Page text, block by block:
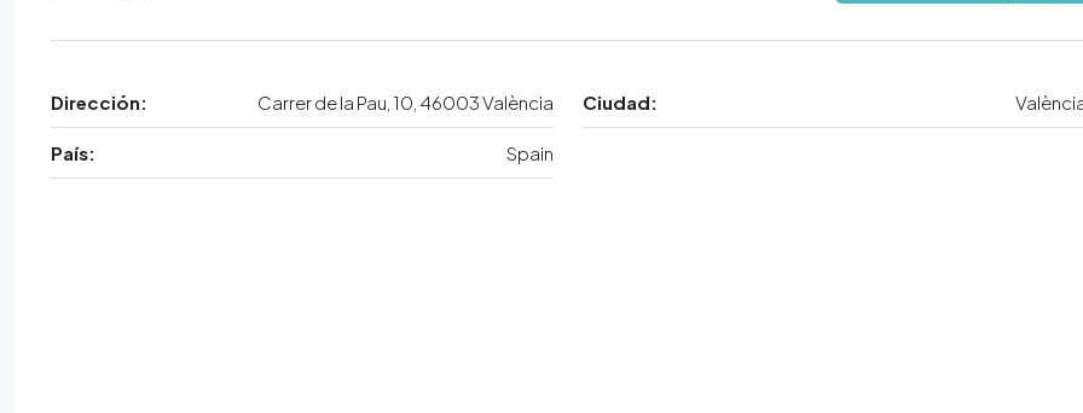
Dirección: Carrer de la Pau, 10, 46003 València Ciudad:
País: Spain